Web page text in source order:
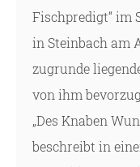
Fischpredigt“ im
in Steinbach am
zugrunde
von ihm
„Des Knaben
beschreibt in